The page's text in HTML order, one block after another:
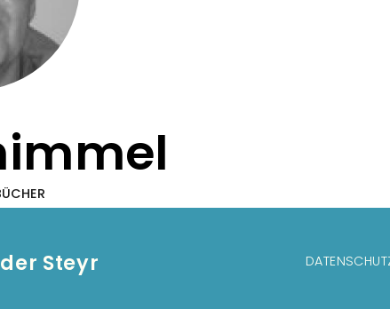
Steyr Fußzeilenmenü